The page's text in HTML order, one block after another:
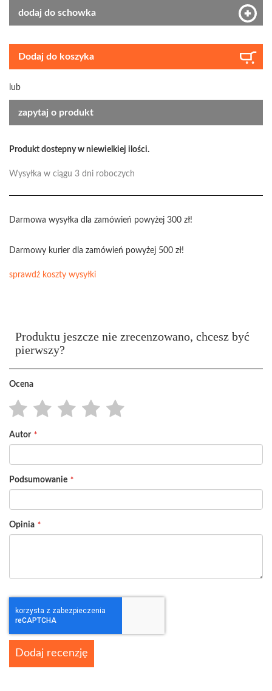
dodaj do schowka
Dodaj do koszyka
lub
zapytaj o produkt
Produkt dostepny w niewielkiej ilości.
Wysyłka w ciągu 3 dni roboczych
Darmowa wysyłka dla zamówień powyżej 300 zł!
Darmowy kurier dla zamówień powyżej 500 zł!
sprawdź koszty wysyłki
Produktu jeszcze nie zrecenzowano, chcesz być
pierwszy?
Ocena
star
stars
stars
stars
stars
Autor
Podsumowanie
Opinia
Dodaj recenzję